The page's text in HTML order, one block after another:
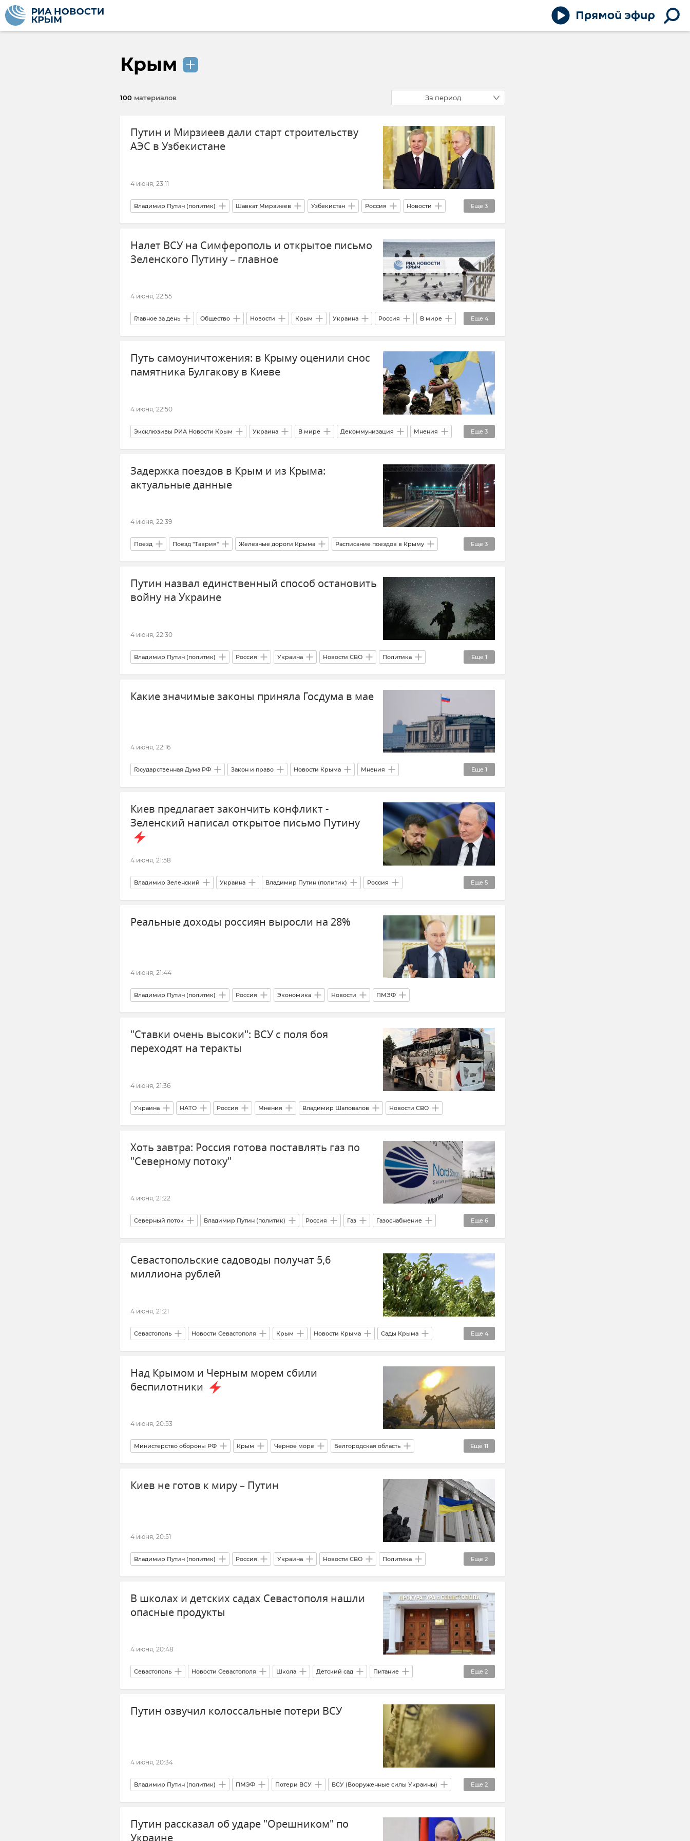
Крым
100 материалов За период
Путин и Мирзиеев дали старт строительству
АЭС в Узбекистане
4 июня, 23:11
Еще 3
Владимир Путин (политик) Шавкат Мирзиеев Узбекистан Россия Новости
АЭС Атомная энергетика Новости
Налет ВСУ на Симферополь и открытое письмо
Зеленского Путину – главное
4 июня, 22:55
Еще 4
Главное за день Общество Новости Крым Украина Россия В мире
Политика Атаки ВСУ Севастополь Топливо
Путь самоуничтожения: в Крыму оценили снос
памятника Булгакову в Киеве
4 июня, 22:50
Еще 3
Эксклюзивы РИА Новости Крым Украина В мире Декоммунизация Мнения
Михаил Булгаков Памятники Наталья Киселева
Задержка поездов в Крым и из Крыма:
актуальные данные
4 июня, 22:39
Еще 3
Поезд Поезд "Таврия" Железные дороги Крыма Расписание поездов в Крыму
Гранд Сервис Экспресс Логистика Новости Крыма
Путин назвал единственный способ остановить
войну на Украине
4 июня, 22:30
Еще 1
Владимир Путин (политик) Россия Украина Новости СВО Политика
Внешняя политика
Какие значимые законы приняла Госдума в мае
4 июня, 22:16
Еще 1
Государственная Дума РФ Закон и право Новости Крыма Мнения
Леонид Ивлев
Киев предлагает закончить конфликт -
Зеленский написал открытое письмо Путину
4 июня, 21:58
Еще 5
Владимир Зеленский Украина Владимир Путин (политик) Россия
Новости СВО Политика Внешняя политика Новости Переговоры
Реальные доходы россиян выросли на 28%
4 июня, 21:44
Владимир Путин (политик) Россия Экономика Новости ПМЭФ
"Ставки очень высоки": ВСУ с поля боя
переходят на теракты
4 июня, 21:36
Украина НАТО Россия Мнения Владимир Шаповалов Новости СВО
Хоть завтра: Россия готова поставлять газ по
"Северному потоку"
4 июня, 21:22
Еще 6
Северный поток Владимир Путин (политик) Россия Газ Газоснабжение
Газопровод Европейский Союз (ЕС) Европа Германия США Новости
Севастопольские садоводы получат 5,6
миллиона рублей
4 июня, 21:21
Еще 4
Севастополь Новости Севастополя Крым Новости Крыма Сады Крыма
Сады Экономика Экономика Крыма Правительство Севастополя
Над Крымом и Черным морем сбили
беспилотники
4 июня, 20:53
Еще 11
Министерство обороны РФ Крым Черное море Белгородская область
Брянская область Курская область ПВО Беспилотник (БПЛА, дрон) Атаки ВСУ
Атаки ВСУ на Крым Безопасность Республики Крым и Севастополя Безопасность
Киев не готов к миру – Путин
4 июня, 20:51
Еще 2
Владимир Путин (политик) Россия Украина Новости СВО Политика
Внешняя политика Новости
В школах и детских садах Севастополя нашли
опасные продукты
4 июня, 20:48
Еще 2
Севастополь Новости Севастополя Школа Детский сад Питание
Прокуратура города Севастополя Происшествия
Путин озвучил колоссальные потери ВСУ
4 июня, 20:34
Еще 2
Владимир Путин (политик) ПМЭФ Потери ВСУ ВСУ (Вооруженные силы Украины)
Новости СВО Новости
Путин рассказал об ударе "Орешником" по
Украине